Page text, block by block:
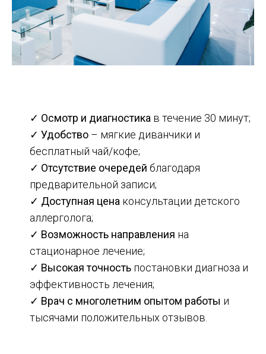
✓ Осмотр и диагностика в течение 30 минут;
✓ Удобство – мягкие диванчики и
бесплатный чай/кофе;
✓ Отсутствие очередей благодаря
предварительной записи;
✓ Доступная цена консультации детского
аллерголога;
✓ Возможность направления на
стационарное лечение;
✓ Высокая точность постановки диагноза и
эффективность лечения;
✓ Врач с многолетним опытом работы и
тысячами положительных отзывов.